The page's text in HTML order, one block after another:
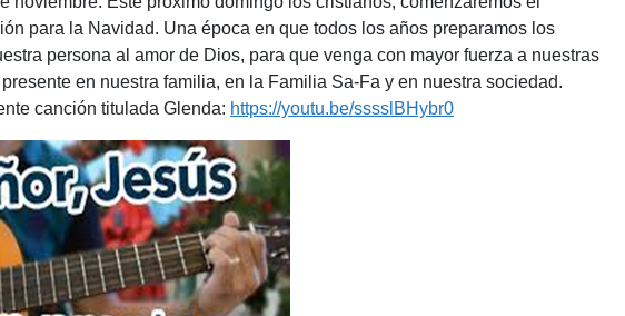
para la Navidad. Una época en que todos los años preparamos los
persona al amor de Dios, para que venga con mayor fuerza a nuestras
en nuestra familia, en la Familia Sa-Fa y en nuestra sociedad.
canción titulada Glenda: https://youtu.be/sssslBHybr0